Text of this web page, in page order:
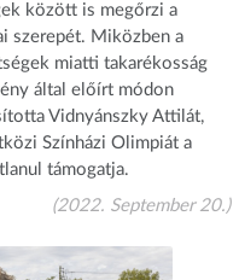
között is megőrzi a
szerepét. Miközben a
miatti takarékosság
által előírt módon
Vidnyánszky Attilát,
Színházi Olimpiát a
támogatja.
(2022. September 20.)